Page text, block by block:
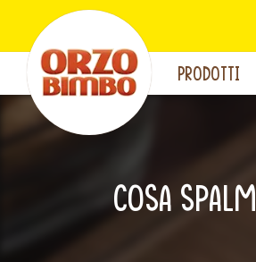
PRODOTTI
Categoria:
Cosa